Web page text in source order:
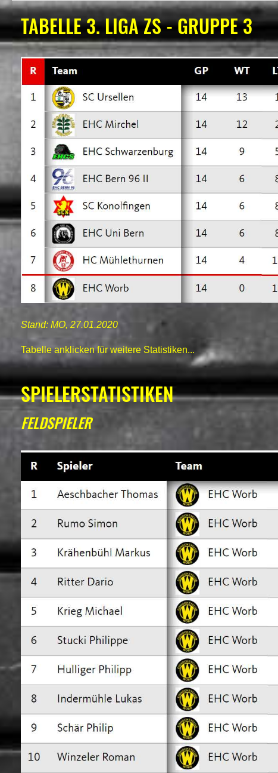
TABELLE 3. LIGA ZS - GRUPPE 3
Stand: MO, 27.01.2020
Tabelle anklicken für weitere Statistiken...
SPIELERSTATISTIKEN
FELDSPIELER